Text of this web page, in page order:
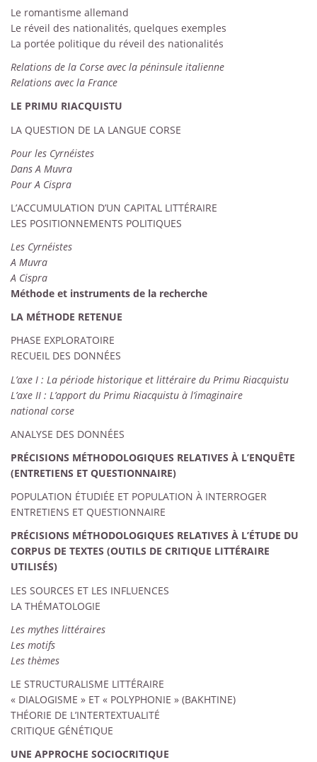
Le romantisme allemand
Le réveil des nationalités, quelques exemples
La portée politique du réveil des nationalités
Relations de la Corse avec la péninsule italienne
Relations avec la France
LE PRIMU RIACQUISTU
LA QUESTION DE LA LANGUE CORSE
Pour les Cyrnéistes
Dans A Muvra
Pour A Cispra
L’ACCUMULATION D’UN CAPITAL LITTÉRAIRE
LES POSITIONNEMENTS POLITIQUES
Les Cyrnéistes
A Muvra
A Cispra
Méthode et instruments de la recherche
LA MÉTHODE RETENUE
PHASE EXPLORATOIRE
RECUEIL DES DONNÉES
L’axe I : La période historique et littéraire du Primu Riacquistu
L’axe II : L’apport du Primu Riacquistu à l’imaginaire
national corse
ANALYSE DES DONNÉES
PRÉCISIONS MÉTHODOLOGIQUES RELATIVES À L’ENQUÊTE
(ENTRETIENS ET QUESTIONNAIRE)
POPULATION ÉTUDIÉE ET POPULATION À INTERROGER
ENTRETIENS ET QUESTIONNAIRE
PRÉCISIONS MÉTHODOLOGIQUES RELATIVES À L’ÉTUDE DU
CORPUS DE TEXTES (OUTILS DE CRITIQUE LITTÉRAIRE
UTILISÉS)
LES SOURCES ET LES INFLUENCES
LA THÉMATOLOGIE
Les mythes littéraires
Les motifs
Les thèmes
LE STRUCTURALISME LITTÉRAIRE
« DIALOGISME » ET « POLYPHONIE » (BAKHTINE)
THÉORIE DE L’INTERTEXTUALITÉ
CRITIQUE GÉNÉTIQUE
UNE APPROCHE SOCIOCRITIQUE